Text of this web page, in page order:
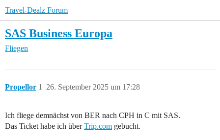
Travel-Dealz Forum
SAS Business Europa
Fliegen
Propellor 26. September 2025 um 17:28
1
Ich fliege demnächst von BER nach CPH in C mit SAS.
Das Ticket habe ich überTrip.com gebucht.